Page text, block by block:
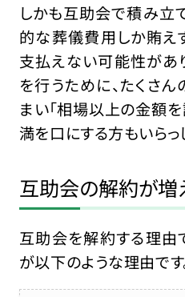
しかも互助会で積み立
的な葬儀費用しか賄え
支払えない可能性があ
を行うために、たくさ
まい「相場以上の金額
満を口にする方もいらっ
互助会の解約が増
互助会を解約する理由
が以下のような理由です